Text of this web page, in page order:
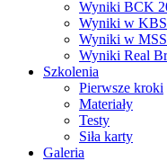
Wyniki BCK
Wyniki w
Wyniki w
Wyniki Real
Szkolenia
Pierwsze kroki
Materiały
Testy
Siła karty
Galeria